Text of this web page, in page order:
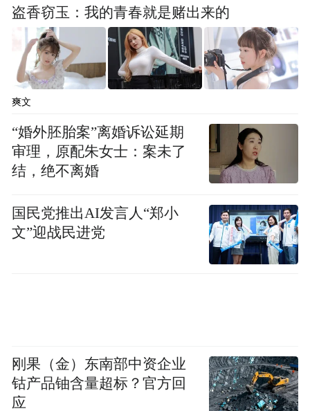
销售方面，鲁昊棠琳湾项目夺得第一名，销
售面积2.05万㎡、总成交套数142套；天一仁
和悦湖锦府项目位列第二，销售面积1.56万
㎡、总成交套数132套；城阳青特悦海府项目
排名第三，销售面积1.08万㎡、总成交套数
75套。
值得一提的是，上周
城阳区项目销售成绩尤
为突出，仅仅一周便有6个项目冲进销售排行
榜前十名。
盗香窃玉：我的青春就是赌出来的
爽文
“婚外胚胎案”离婚诉讼延期
审理，原配朱女士：案未了
结，绝不离婚
国民党推出AI发言人“郑小
文”迎战民进党
刚果（金）东南部中资企业
钴产品铀含量超标？官方回
应